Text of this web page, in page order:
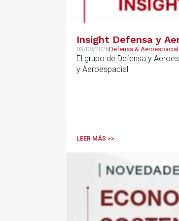
Insight Defensa y
03/08/2026Defensa & Aeroespacial
El grupo de Defensa y
y Aeroespacial
LEER MÁS >>